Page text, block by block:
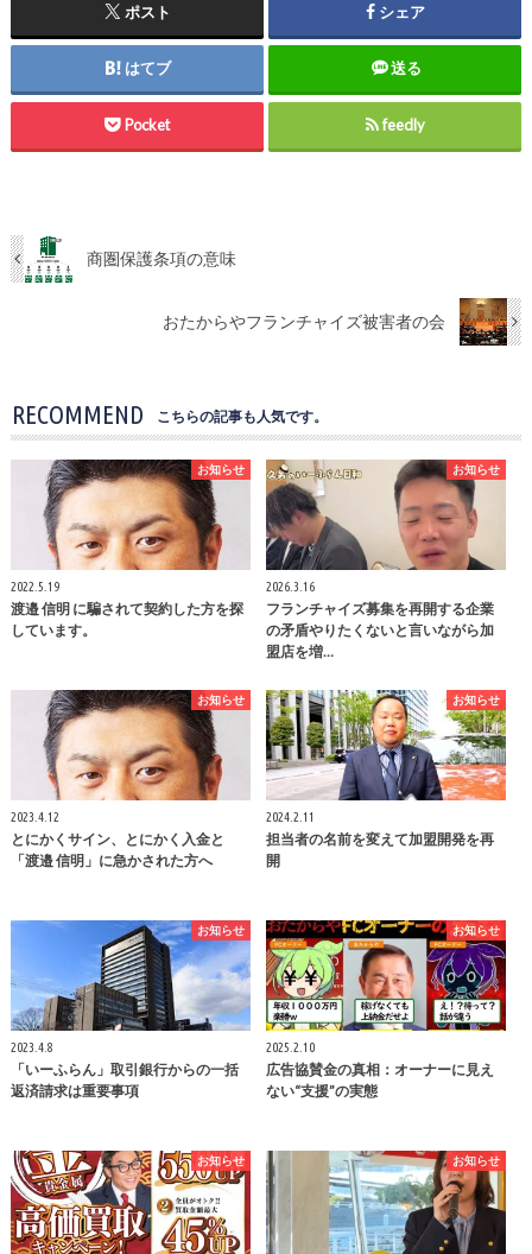
ポスト シェア
はてブ 送る
Pocket feedly
商圏保護条項の意味
おたからやフランチャイズ被害者の会
RECOMMEND こちらの記事も人気です。
お知らせ
2022.5.19
渡邉 信明 に騙されて契約した方を探
しています。
お知らせ
2026.3.16
フランチャイズ募集を再開する企業
の矛盾やりたくないと言いながら加
盟店を増…
お知らせ
2023.4.12
とにかくサイン、とにかく入金と
「渡邉 信明」に急かされた方へ
お知らせ
2024.2.11
担当者の名前を変えて加盟開発を再
開
お知らせ
2023.4.8
「いーふらん」取引銀行からの一括
返済請求は重要事項
お知らせ
2025.2.10
広告協賛金の真相：オーナーに見え
ない“支援”の実態
お知らせ お知らせ